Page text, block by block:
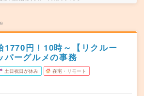
1770円！10時～【リクルー
パーグルメの事務
土日祝日が休み 在宅・リモート